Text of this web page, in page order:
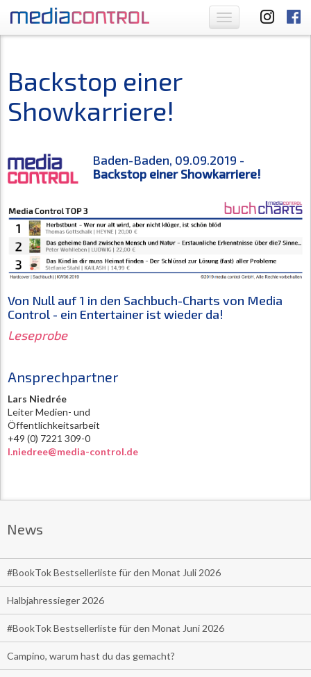
Toggle
navigation
Backstop einer
Showkarriere!
Baden-Baden, 09.09.2019 -
Backstop einer Showkarriere!
Von Null auf 1 in den Sachbuch-Charts von Media
Control - ein Entertainer ist wieder da!
Leseprobe
Ansprechpartner
Lars Niedrée
Leiter Medien- und
Öffentlichkeitsarbeit
+49 (0) 7221 309-0
l.niedree@media-control.de
News
#BookTok Bestsellerliste für den Monat Juli 2026
Halbjahressieger 2026
#BookTok Bestsellerliste für den Monat Juni 2026
Campino, warum hast du das gemacht?